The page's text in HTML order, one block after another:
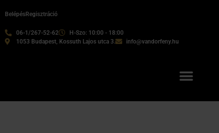
06-1/267-52-62
H-Szo: 10:00 - 18:00
1053 Budapest, Kossuth Lajos utca 3.
info@vandorfeny.hu
BelépésRegisztráció